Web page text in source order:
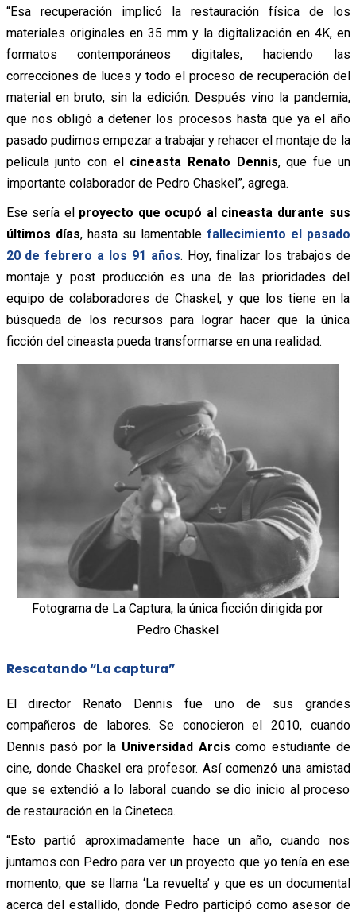
“Esa recuperación implicó la restauración física de los
materiales originales en 35 mm y la digitalización en 4K, en
formatos contemporáneos digitales, haciendo las
correcciones de luces y todo el proceso de recuperación del
material en bruto, sin la edición. Después vino la pandemia,
que nos obligó a detener los procesos hasta que ya el año
pasado pudimos empezar a trabajar y rehacer el montaje de la
película junto con el cineasta Renato Dennis, que fue un
importante colaborador de Pedro Chaskel”, agrega.
Ese sería elproyecto que ocupó al cineasta durante sus
últimos días, hasta su lamentablefallecimiento el pasado
20 de febrero a los 91 años. Hoy, finalizar los trabajos de
montaje y post producción es una de las prioridades del
equipo de colaboradores de Chaskel, y que los tiene en la
búsqueda de los recursos para lograr hacer que la única
ficción del cineasta pueda transformarse en una realidad.
Fotograma de La Captura, la única ficción dirigida por
Pedro Chaskel
Rescatando “La captura”
El director Renato Dennis fue uno de sus grandes
compañeros de labores. Se conocieron el 2010, cuando
Dennis pasó por la Universidad Arcis como estudiante de
cine, donde Chaskel era profesor. Así comenzó una amistad
que se extendió a lo laboral cuando se dio inicio al proceso
de restauración en la Cineteca.
“Esto partió aproximadamente hace un año, cuando nos
juntamos con Pedro para ver un proyecto que yo tenía en ese
momento, que se llama ‘La revuelta’ y que es un documental
acerca del estallido, donde Pedro participó como asesor de